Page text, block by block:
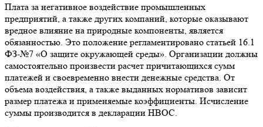
Плата за негативное воздействие промышленных
предприятий, а также других компаний, которые оказывают
вредное влияние на природные компоненты, является
обязанностью. Это положение регламентировано статьей 16.1
ФЗ-№7 «О защите окружающей среды». Организации должны
самостоятельно произвести расчет причитающихся сумм
платежей и своевременно внести денежные средства. От
объема воздействия, а также выданных нормативов зависит
размер платежа и применяемые коэффициенты. Исчисление
суммы производится в декларации НВОС.